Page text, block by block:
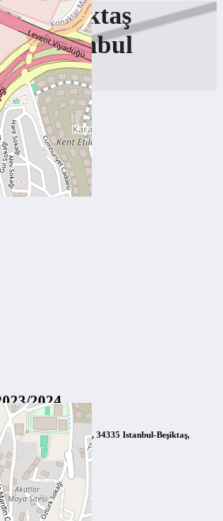
Beşiktaş
Istanbul
Arena, Istanbul
2024
Spor Kompleksi, 34335 Istanbul-Beşiktaş,